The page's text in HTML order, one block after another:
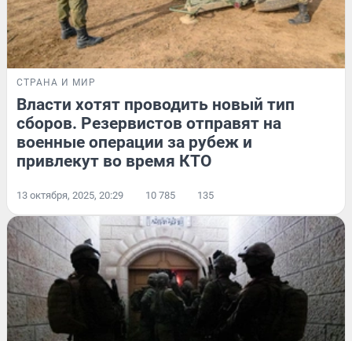
СТРАНА И МИР
Власти хотят проводить новый тип
сборов. Резервистов отправят на
военные операции за рубеж и
привлекут во время КТО
13 октября, 2025, 20:29 10 785 135